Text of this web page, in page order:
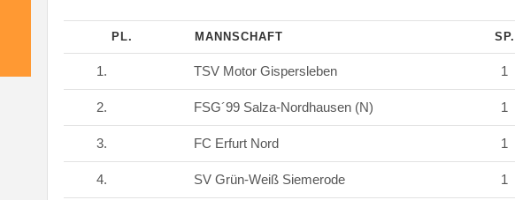
PL. MANNSCHAFT SP.
1. TSV Motor Gispersleben 1
2. FSG´99 Salza-Nordhausen (N) 1
3. FC Erfurt Nord 1
4. SV Grün-Weiß Siemerode 1